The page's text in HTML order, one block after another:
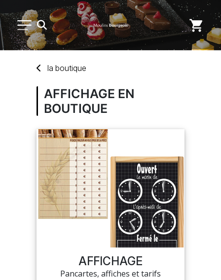
USAGE UNIQUE
DISTRIBUTION DE REPAS
MARQUES
NOUVEAUTÉS
MES LISTES
la boutique
AFFICHAGE EN
BOUTIQUE
AFFICHAGE
Pancartes, affiches et tarifs